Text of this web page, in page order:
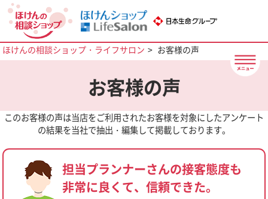
ほけんの相談ショップ・ライフサロン お客様の声
お客様の声
このお客様の声は当店をご利用されたお客様を対象にしたアンケート
の結果を当社で抽出・編集して掲載しております。
担当プランナーさんの接客態度も
非常に良くて、信頼できた。